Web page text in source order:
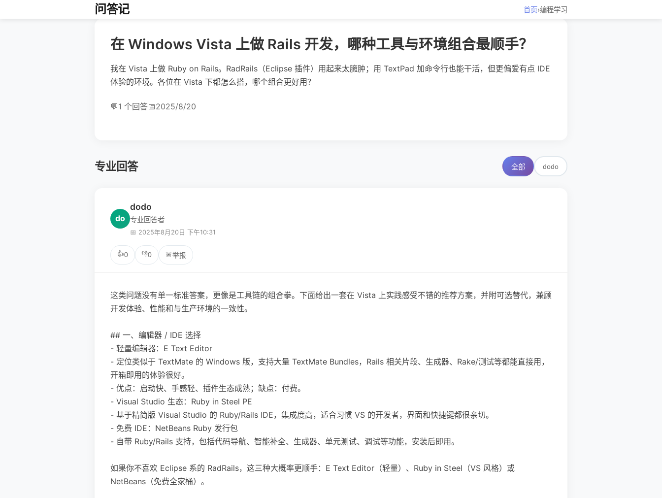
问答记 首页›编程学习
在 Windows Vista 上做 Rails 开发，哪种工具与环境组合最顺手？
我在 Vista 上做 Ruby on Rails。RadRails（Eclipse 插件）用起来太臃肿；用 TextPad 加命令行也能干活，但更偏爱有点 IDE
体验的环境。各位在 Vista 下都怎么搭，哪个组合更好用？
💬1 个回答📅2025/8/20
专业回答 全部 dodo
do
dodo
专业回答者
📅 2025年8月20日 下午10:31
👍0 👎0 🚨举报
这类问题没有单一标准答案，更像是工具链的组合拳。下面给出一套在 Vista 上实践感受不错的推荐方案，并附可选替代，兼顾
开发体验、性能和与生产环境的一致性。
## 一、编辑器 / IDE 选择
- 轻量编辑器：E Text Editor
- 定位类似于 TextMate 的 Windows 版，支持大量 TextMate Bundles，Rails 相关片段、生成器、Rake/测试等都能直接用，
开箱即用的体验很好。
- 优点：启动快、手感轻、插件生态成熟；缺点：付费。
- Visual Studio 生态：Ruby in Steel PE
- 基于精简版 Visual Studio 的 Ruby/Rails IDE，集成度高，适合习惯 VS 的开发者，界面和快捷键都很亲切。
- 免费 IDE：NetBeans Ruby 发行包
- 自带 Ruby/Rails 支持，包括代码导航、智能补全、生成器、单元测试、调试等功能，安装后即用。
如果你不喜欢 Eclipse 系的 RadRails，这三种大概率更顺手：E Text Editor（轻量）、Ruby in Steel（VS 风格）或
NetBeans（免费全家桶）。